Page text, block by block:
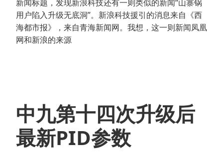
新闻标题，发现新浪科技还有一则类似的新闻“山寨锅
用户陷入升级无底洞”。新浪科技援引的消息来自《西
海都市报》，来自青海新闻网。我想，这一则新闻凤凰
网和新浪的来源
中九第十四次升级后
最新PID参数